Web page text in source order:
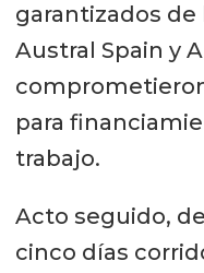
garantizados de
Austral Spain y
para
trabajo.
Acto seguido,
cinco días